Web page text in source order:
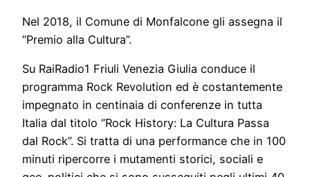
Nel 2018, il Comune di Monfalcone gli assegna il
“Premio alla Cultura”.
Su RaiRadio1 Friuli Venezia Giulia conduce il
programma Rock Revolution ed è costantemente
impegnato in centinaia di conferenze in tutta
Italia dal titolo “Rock History: La Cultura Passa
dal Rock”. Si tratta di una performance che in 100
minuti ripercorre i mutamenti storici, sociali e